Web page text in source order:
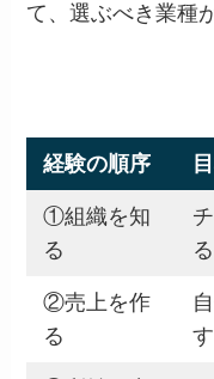
て、選ぶべき業種
経験の順序
①組織を知
る
る
②売上を作
る